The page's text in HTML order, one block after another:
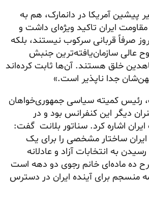
پیشین آمریکا در دانمارک، هم به
ایران تاکید ویژه‌ای داشت و
صرفاً قربانی سرکوب نیستند، بلکه
عالی سازمان‌یافته‌ترین جنبش
خلق هستند. آن‌ها ثابت کرده‌اند
جدا ناپذیر است.»
رئیس کمیته سیاسی جمهوری‌خواهان
دیگر این کنفرانس بود و در
اشاره کرد. سناتور بلانت گفت:
ساختار مشخصی را برای یک
به انتخابات آزاد و عادلانه
ده ماده‌ای خانم رجوی دو دهه است
منسجم برای آینده ایران در دسترس